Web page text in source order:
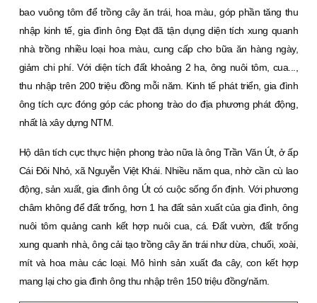
bao vuông tôm để trồng cây ăn trái, hoa màu, góp phần tăng thu
nhập kinh tế, gia đình ông Ðạt đã tận dụng diện tích xung quanh
nhà trồng nhiều loại hoa màu, cung cấp cho bữa ăn hàng ngày,
giảm chi phí. Với diện tích đất khoảng 2 ha, ông nuôi tôm, cua...,
thu nhập trên 200 triệu đồng mỗi năm. Kinh tế phát triển, gia đình
ông tích cực đóng góp các phong trào do địa phương phát động,
nhất là xây dựng NTM.
Hộ dân tích cực thực hiện phong trào nữa là ông Trần Văn Út, ở ấp
Cái Ðôi Nhỏ, xã Nguyễn Việt Khái. Nhiều năm qua, nhờ cần cù lao
động, sản xuất, gia đình ông Út có cuộc sống ổn định. Với phương
châm không để đất trống, hơn 1 ha đất sản xuất của gia đình, ông
nuôi tôm quảng canh kết hợp nuôi cua, cá. Ðất vườn, đất trống
xung quanh nhà, ông cải tạo trồng cây ăn trái như dừa, chuối, xoài,
mít và hoa màu các loại. Mô hình sản xuất đa cây, con kết hợp
mang lại cho gia đình ông thu nhập trên 150 triệu đồng/năm.